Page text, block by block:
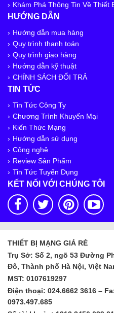
Khám Phá Thông Tin Về Thiết
HƯỚNG DẪN
Hướng dẫn mua hàng
Quy trình thanh toán
Quy trình giao hàng
Hướng dẫn kỹ thuật
CHÍNH SÁCH ĐỔI TRẢ
TIN TỨC
Tin Tức Công Ty
Chương Trình Khuyến Mại
Kiến Thức Mạng
Hướng dẫn sử dụng
Công nghệ
Review Sản Phẩm
Tin Tức Tuyển Dụng
KẾT NỐI VỚI CHÚNG TÔI
THIẾT BỊ MẠNG GIÁ RẺ
Trụ Sở: Số 2, ngõ 53 Đường
Đô, Thành phố Hà Nội, Việt
MST: 0107619297
Điện thoại: 024.6662 3616 –
0973.497.685